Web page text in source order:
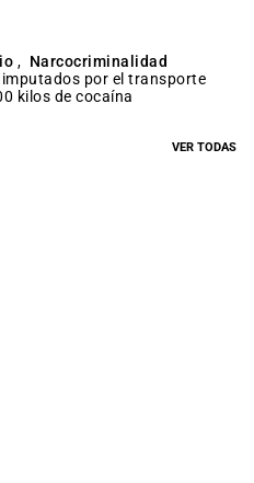
, Narcocriminalidad
por el transporte
kilos de cocaína
VER TODAS